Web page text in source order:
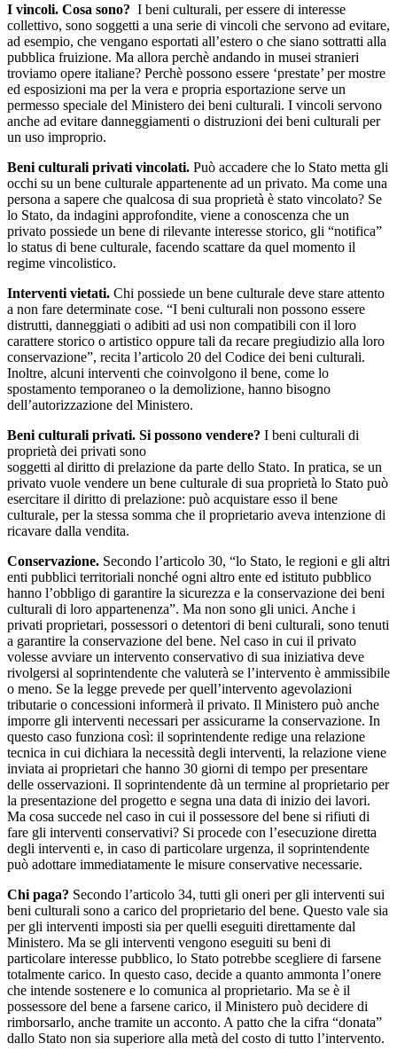
I vincoli. Cosa sono? I beni culturali, per essere di interesse
collettivo, sono soggetti a una serie di vincoli che servono ad evitare,
ad esempio, che vengano esportati all’estero o che siano sottratti alla
pubblica fruizione. Ma allora perchè andando in musei stranieri
troviamo opere italiane? Perchè possono essere ‘prestate’ per mostre
ed esposizioni ma per la vera e propria esportazione serve un
permesso speciale del Ministero dei beni culturali. I vincoli servono
anche ad evitare danneggiamenti o distruzioni dei beni culturali per
un uso improprio.
Beni culturali privati vincolati. Può accadere che lo Stato metta gli
occhi su un bene culturale appartenente ad un privato. Ma come una
persona a sapere che qualcosa di sua proprietà è stato vincolato? Se
lo Stato, da indagini approfondite, viene a conoscenza che un
privato possiede un bene di rilevante interesse storico, gli “notifica”
lo status di bene culturale, facendo scattare da quel momento il
regime vincolistico.
Interventi vietati. Chi possiede un bene culturale deve stare attento
a non fare determinate cose. “I beni culturali non possono essere
distrutti, danneggiati o adibiti ad usi non compatibili con il loro
carattere storico o artistico oppure tali da recare pregiudizio alla loro
conservazione”, recita l’articolo 20 del Codice dei beni culturali.
Inoltre, alcuni interventi che coinvolgono il bene, come lo
spostamento temporaneo o la demolizione, hanno bisogno
dell’autorizzazione del Ministero.
Beni culturali privati. Si possono vendere? I beni culturali di
proprietà dei privati sono
soggetti al diritto di prelazione da parte dello Stato. In pratica, se un
privato vuole vendere un bene culturale di sua proprietà lo Stato può
esercitare il diritto di prelazione: può acquistare esso il bene
culturale, per la stessa somma che il proprietario aveva intenzione di
ricavare dalla vendita.
Conservazione. Secondo l’articolo 30, “lo Stato, le regioni e gli altri
enti pubblici territoriali nonché ogni altro ente ed istituto pubblico
hanno l’obbligo di garantire la sicurezza e la conservazione dei beni
culturali di loro appartenenza”. Ma non sono gli unici. Anche i
privati proprietari, possessori o detentori di beni culturali, sono tenuti
a garantire la conservazione del bene. Nel caso in cui il privato
volesse avviare un intervento conservativo di sua iniziativa deve
rivolgersi al soprintendente che valuterà se l’intervento è ammissibile
o meno. Se la legge prevede per quell’intervento agevolazioni
tributarie o concessioni informerà il privato. Il Ministero può anche
imporre gli interventi necessari per assicurarne la conservazione. In
questo caso funziona così: il soprintendente redige una relazione
tecnica in cui dichiara la necessità degli interventi, la relazione viene
inviata ai proprietari che hanno 30 giorni di tempo per presentare
delle osservazioni. Il soprintendente dà un termine al proprietario per
la presentazione del progetto e segna una data di inizio dei lavori.
Ma cosa succede nel caso in cui il possessore del bene si rifiuti di
fare gli interventi conservativi? Si procede con l’esecuzione diretta
degli interventi e, in caso di particolare urgenza, il soprintendente
può adottare immediatamente le misure conservative necessarie.
Chi paga? Secondo l’articolo 34, tutti gli oneri per gli interventi sui
beni culturali sono a carico del proprietario del bene. Questo vale sia
per gli interventi imposti sia per quelli eseguiti direttamente dal
Ministero. Ma se gli interventi vengono eseguiti su beni di
particolare interesse pubblico, lo Stato potrebbe scegliere di farsene
totalmente carico. In questo caso, decide a quanto ammonta l’onere
che intende sostenere e lo comunica al proprietario. Ma se è il
possessore del bene a farsene carico, il Ministero può decidere di
rimborsarlo, anche tramite un acconto. A patto che la cifra “donata”
dallo Stato non sia superiore alla metà del costo di tutto l’intervento.